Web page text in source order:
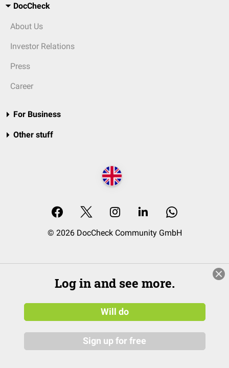
DocCheck
About Us
Investor Relations
Press
Career
For Business
Other stuff
© 2026 DocCheck Community GmbH
Log in and see more.
Will do
Sign up for free